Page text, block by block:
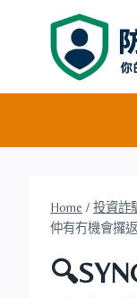
Home / 投資詐
仲有冇機會攞